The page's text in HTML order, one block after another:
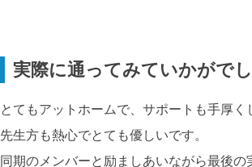
実際に通ってみていかがで
とてもアットホームで、サポートも手厚
先生方も熱心でとても優しいです。
同期のメンバーと励ましあいながら最後の